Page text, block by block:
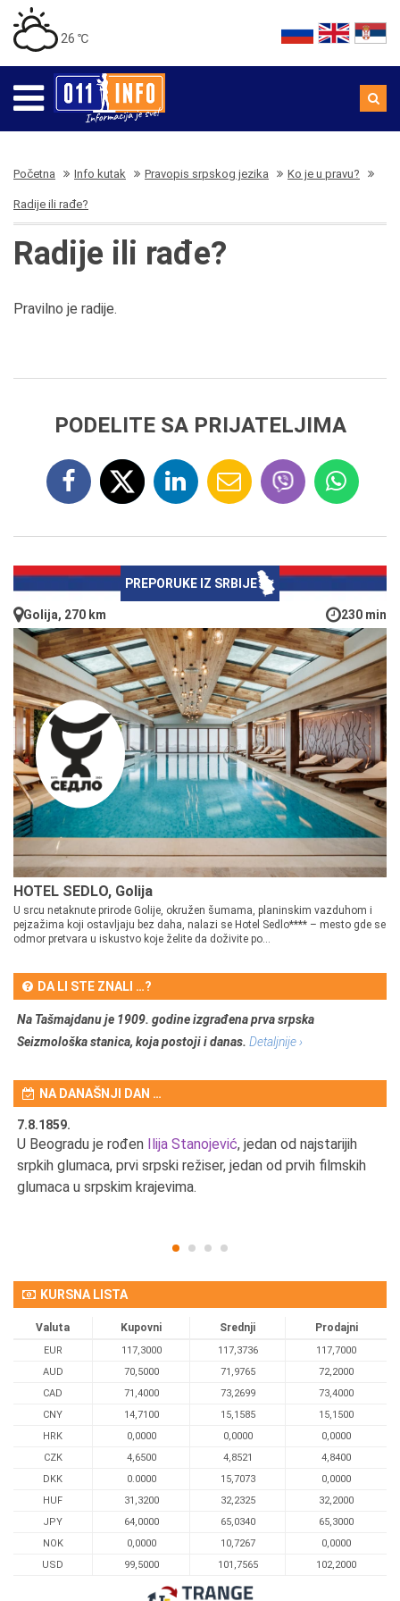
26 ℃
Početna Info kutak Pravopis srpskog jezika Ko je u pravu?
Radije ili rađe?
Radije ili rađe?
Pravilno je radije.
PODELITE SA PRIJATELJIMA
PREPORUKE IZ SRBIJE
Golija, 270 km 230 min
HOTEL SEDLO, Golija
U srcu netaknute prirode Golije, okružen šumama, planinskim vazduhom i
pejzažima koji ostavljaju bez daha, nalazi se Hotel Sedlo**** – mesto gde se
odmor pretvara u iskustvo koje želite da doživite po...
DA LI STE ZNALI …?
Na Tašmajdanu je 1909. godine izgrađena prva srpska
Seizmološka stanica, koja postoji i danas. Detaljnije ›
NA DANAŠNJI DAN …
7.8.1859.
U Beogradu je rođen Ilija Stanojević, jedan od najstarijih
srpkih glumaca, prvi srpski režiser, jedan od prvih filmskih
glumaca u srpskim krajevima.
KURSNA LISTA
Valuta Kupovni Srednji Prodajni
EUR 117,3000 117,3736
117,7000
AUD
70,5000 71,9765
72,2000
CAD
71,4000 73,2699
73,4000
CNY
14,7100 15,1585
15,1500
HRK
0,0000 0,0000
0,0000
CZK
4,6500 4,8521
4,8400
DKK
0.0000 15,7073
0,0000
HUF
31,3200 32,2325
32,2000
JPY
64,0000 65,0340
65,3000
NOK
0,0000 10,7267
0,0000
USD
99,5000 101,7565 102,2000